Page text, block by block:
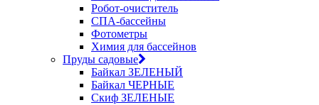
Робот-очиститель
СПА-бассейны
Фотометры
Химия для бассейнов
Пруды садовые
Байкал ЗЕЛЕНЫЙ
Байкал ЧЕРНЫЕ
Скиф ЗЕЛЕНЫЕ